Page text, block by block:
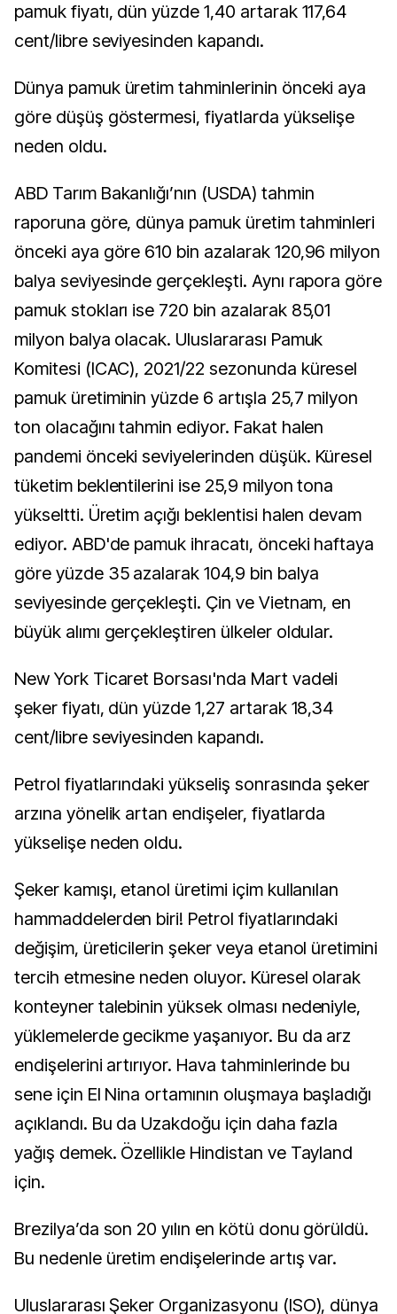
pamuk fiyatı, dün yüzde 1,40 artarak 117,64
cent/libre seviyesinden kapandı.
Dünya pamuk üretim tahminlerinin önceki aya
göre düşüş göstermesi, fiyatlarda yükselişe
neden oldu.
ABD Tarım Bakanlığı’nın (USDA) tahmin
raporuna göre, dünya pamuk üretim tahminleri
önceki aya göre 610 bin azalarak 120,96 milyon
balya seviyesinde gerçekleşti. Aynı rapora göre
pamuk stokları ise 720 bin azalarak 85,01
milyon balya olacak. Uluslararası Pamuk
Komitesi (ICAC), 2021/22 sezonunda küresel
pamuk üretiminin yüzde 6 artışla 25,7 milyon
ton olacağını tahmin ediyor. Fakat halen
pandemi önceki seviyelerinden düşük. Küresel
tüketim beklentilerini ise 25,9 milyon tona
yükseltti. Üretim açığı beklentisi halen devam
ediyor. ABD'de pamuk ihracatı, önceki haftaya
göre yüzde 35 azalarak 104,9 bin balya
seviyesinde gerçekleşti. Çin ve Vietnam, en
büyük alımı gerçekleştiren ülkeler oldular.
New York Ticaret Borsası'nda Mart vadeli
şeker fiyatı, dün yüzde 1,27 artarak 18,34
cent/libre seviyesinden kapandı.
Petrol fiyatlarındaki yükseliş sonrasında şeker
arzına yönelik artan endişeler, fiyatlarda
yükselişe neden oldu.
Şeker kamışı, etanol üretimi içim kullanılan
hammaddelerden biri! Petrol fiyatlarındaki
değişim, üreticilerin şeker veya etanol üretimini
tercih etmesine neden oluyor. Küresel olarak
konteyner talebinin yüksek olması nedeniyle,
yüklemelerde gecikme yaşanıyor. Bu da arz
endişelerini artırıyor. Hava tahminlerinde bu
sene için El Nina ortamının oluşmaya başladığı
açıklandı. Bu da Uzakdoğu için daha fazla
yağış demek. Özellikle Hindistan ve Tayland
için.
Brezilya’da son 20 yılın en kötü donu görüldü.
Bu nedenle üretim endişelerinde artış var.
Uluslararası Şeker Organizasyonu (ISO), dünya